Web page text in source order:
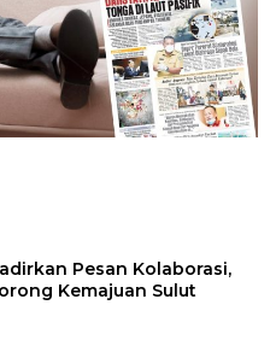
Pesan Kolaborasi,
Kemajuan Sulut